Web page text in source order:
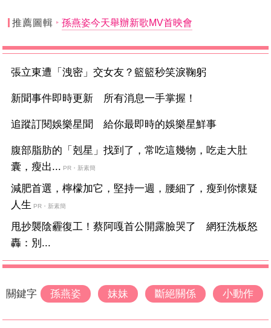
推薦圖輯 孫燕姿今天舉辦新歌MV首映會
張立東遭「洩密」交女友？籃籃秒笑淚鞠躬
新聞事件即時更新 所有消息一手掌握！
追蹤訂閱娛樂星聞 給你最即時的娛樂星鮮事
腹部脂肪的「剋星」找到了，常吃這幾物，吃走大肚
囊，瘦出... PR・新素簡
減肥首選，檸檬加它，堅持一週，腰細了，瘦到你懷疑
人生 PR・新素簡
甩抄襲陰霾復工！蔡阿嘎首公開露臉哭了 網狂洗板怒
轟：別...
關鍵字 孫燕姿 妹妹 斷絕關係 小動作